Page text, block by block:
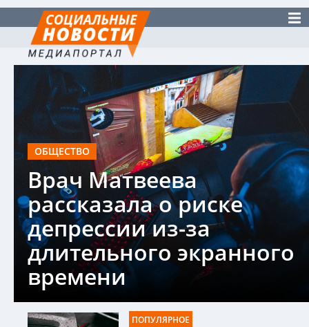
ОБЩЕСТВО
Врач Матвеева
рассказала о риске
депрессии из-за
длительного экранного
времени
ПОПУЛЯРНОЕ